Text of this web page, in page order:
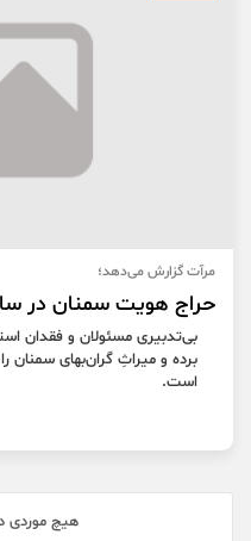
مرآت گزارش می‌دهد؛
حراج هویت سمنان در
بی‌تدبیری مسئولان و فقدان
برده و میراثِ گران‌بهای سمنان
است.
هیچ موردی